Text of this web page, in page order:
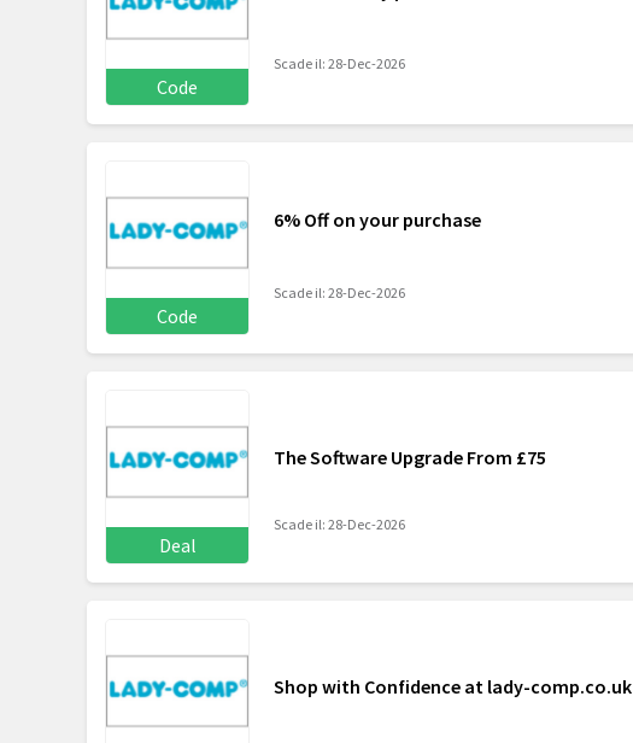
Code
Scade il: 28-Dec-2026
Code
6% Off on your purchase
Scade il: 28-Dec-2026
Deal
The Software Upgrade From £75
Scade il: 28-Dec-2026
Shop with Confidence at lady-comp.co.uk